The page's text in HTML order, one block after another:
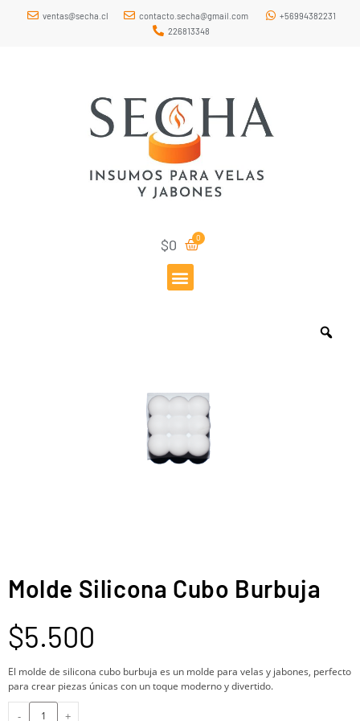
ventas@secha.cl contacto.secha@gmail.com
+56994382231
226813348
$0
Molde Silicona Cubo Burbuja
$5.500
El molde de silicona cubo burbuja es un molde para velas y jabones, perfecto
para crear piezas únicas con un toque moderno y divertido.
- +